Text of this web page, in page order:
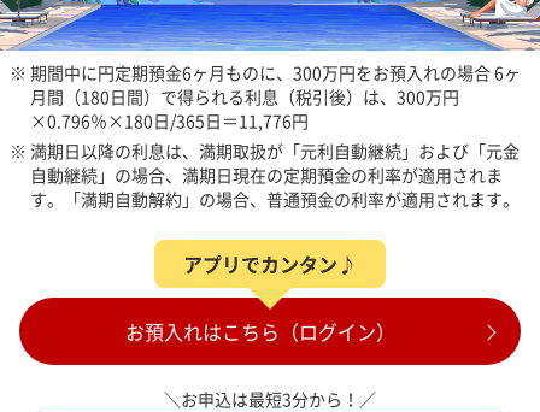
※ 期間中に円定期預金6ヶ月ものに、300万円をお預入れの場合 6ヶ
月間（180日間）で得られる利息（税引後）は、300万円
×0.796％×180日/365日＝11,776円
※ 満期日以降の利息は、満期取扱が「元利自動継続」および「元金
自動継続」の場合、満期日現在の定期預金の利率が適用されま
す。「満期自動解約」の場合、普通預金の利率が適用されます。
アプリでカンタン♪
お預入れはこちら（ログイン）
＼お申込は最短3分から！／